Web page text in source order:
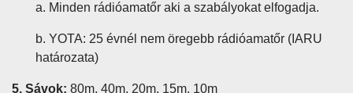
a. Minden rádióamatőr aki a szabályokat elfogadja.
b. YOTA: 25 évnél nem öregebb rádióamatőr (IARU
határozata)
5. Sávok: 80m, 40m, 20m, 15m, 10m